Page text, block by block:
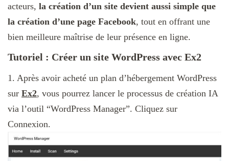
acteurs, la création d’un site devient aussi simple que
la création d’une page Facebook, tout en offrant une
bien meilleure maîtrise de leur présence en ligne.
Tutoriel : Créer un site WordPress avec Ex2
1. Après avoir acheté un plan d’hébergement WordPress
sur Ex2, vous pourrez lancer le processus de création IA
via l’outil “WordPress Manager”. Cliquez sur
Connexion.